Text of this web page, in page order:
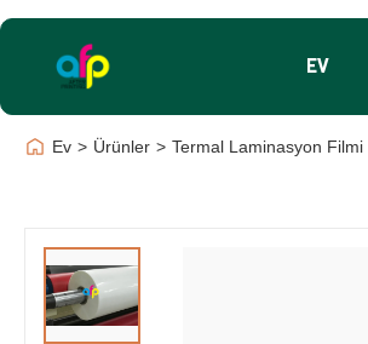
EV
Ev > Ürünler > Termal Laminasyon Filmi